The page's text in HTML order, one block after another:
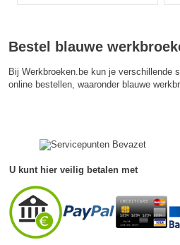
Bestel blauwe
Bij Werkbroeken.be kun je verschillende
online bestellen, waaronder blauwe
U kunt hier veilig betalen met